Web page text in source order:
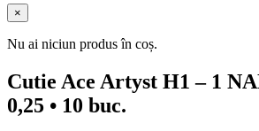
×
Nu ai niciun produs în coș.
Cutie Ace Artyst H1 – 1
0,25 • 10 buc.